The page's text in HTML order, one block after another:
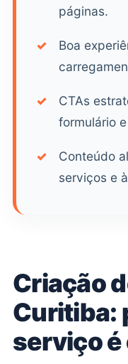
páginas.
✓
Boa
✓
CTAs
formulário
✓
Conteúdo
serviços e
Criação
Curitiba:
serviço